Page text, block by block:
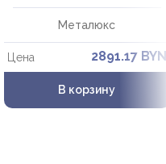
Металюкс
Цена 2891.17 BYN
В корзину